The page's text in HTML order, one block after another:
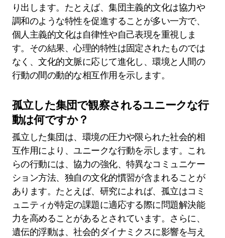
します。たとえば、集団主義的文化は、個人の成
果よりも集団の調和を優先することがあり、意思
決定プロセスに影響を与えます。さらに、特定の
文化は、歴史的な経験に沿った希少な感情表現を
示し、社会的ダイナミクスやコミュニケーション
スタイルに影響を与えます。これらの特性を理解
察が得られます。
文化的適応は心理的特性にどのように影
響しますか？
文化的適応は、行動、価値観、社会的ダイナミク
スに影響を与えることによって心理的特性を大き
く形成します。これらの適応は、社会的ニーズに
合わせた特定の心理的反応を育む独自の環境を作
り出します。たとえば、集団主義的文化は協力や
調和のような特性を促進することが多い一方で、